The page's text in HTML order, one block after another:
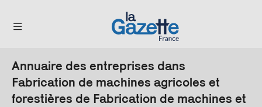
THÉMATIQUES
RÉGIONS
Annuaire des entreprises dans
Fabrication de machines agricoles et
forestières de Fabrication de machines et